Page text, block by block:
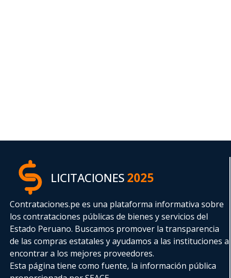
LICITACIONES2025
Contrataciones.pe es una plataforma informativa sobre
los contrataciones públicas de bienes y servicios del
Estado Peruano. Buscamos promover la transparencia
de las compras estatalesy ayudamos a las instituciones a
encontrar a los mejores proveedores.
Esta página tiene como fuente, la información pública